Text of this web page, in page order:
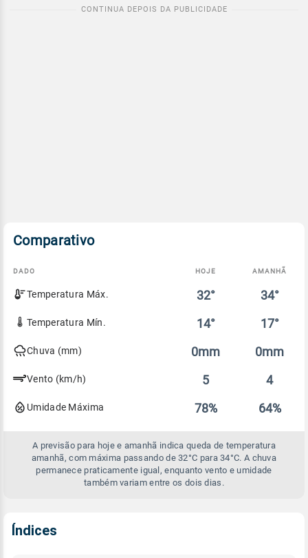
Comparativo
Comparativo
entre
previsão
hoje
DADO HOJE AMANHÃ
Temperatura Máx. 32° 34°
Temperatura Mín. 14° 17°
Chuva (mm) 0mm 0mm
Vento (km/h) 5 4
Umidade Máxima 78% 64%
A previsão para hoje e amanhã indica queda de temperatura
amanhã, com máxima passando de 32°C para 34°C. A chuva
permanece praticamente igual, enquanto vento e umidade
também variam entre os dois dias.
Índices